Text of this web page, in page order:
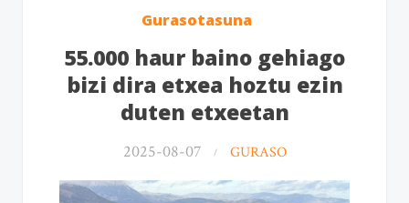
Gurasotasuna
55.000 haur baino gehiago
bizi dira etxea hoztu ezin
duten etxeetan
2025-08-07 GURASO